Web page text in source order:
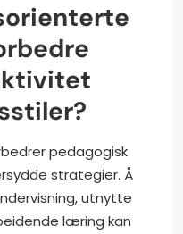
pedagogisk
strategier. Å
utnytte
læring kan